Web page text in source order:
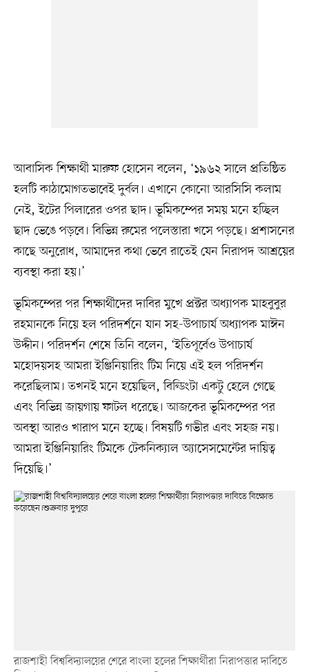
আবাসিক শিক্ষার্থী মারুফ হোসেন বলেন, ‘১৯৬২ সালে প্রতিষ্ঠিত
হলটি কাঠামোগতভাবেই দুর্বল। এখানে কোনো আরসিসি কলাম
নেই, ইটের পিলারের ওপর ছাদ। ভূমিকম্পের সময় মনে হচ্ছিল
ছাদ ভেঙে পড়বে। বিভিন্ন রুমের পলেস্তারা খসে পড়ছে। প্রশাসনের
কাছে অনুরোধ, আমাদের কথা ভেবে রাতেই যেন নিরাপদ আশ্রয়ের
ব্যবস্থা করা হয়।’
ভূমিকম্পের পর শিক্ষার্থীদের দাবির মুখে প্রক্টর অধ্যাপক মাহবুবুর
রহমানকে নিয়ে হল পরিদর্শনে যান সহ-উপাচার্য অধ্যাপক মাঈন
উদ্দীন। পরিদর্শন শেষে তিনি বলেন, ‘ইতিপূর্বেও উপাচার্য
মহোদয়সহ আমরা ইঞ্জিনিয়ারিং টিম নিয়ে এই হল পরিদর্শন
করেছিলাম। তখনই মনে হয়েছিল, বিল্ডিংটা একটু হেলে গেছে
এবং বিভিন্ন জায়গায় ফাটল ধরেছে। আজকের ভূমিকম্পের পর
অবস্থা আরও খারাপ মনে হচ্ছে। বিষয়টি গভীর এবং সহজ নয়।
আমরা ইঞ্জিনিয়ারিং টিমকে টেকনিক্যাল অ্যাসেসমেন্টের দায়িত্ব
দিয়েছি।’
রাজশাহী বিশ্ববিদ্যালয়ের শেরে বাংলা হলের শিক্ষার্থীরা নিরাপত্তার দাবিতে